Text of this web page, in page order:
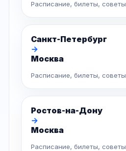
Расписание, билеты, советы
Санкт-Петербург
→
Москва
Расписание, билеты, советы
Ростов-на-Дону
→
Москва
Расписание, билеты, советы